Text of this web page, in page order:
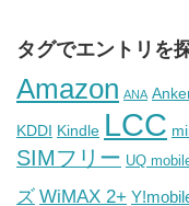
タグでエントリを
Amazon ANA
KDDI Kindle LCC
SIMフリー UQ
ズ WiMAX 2+